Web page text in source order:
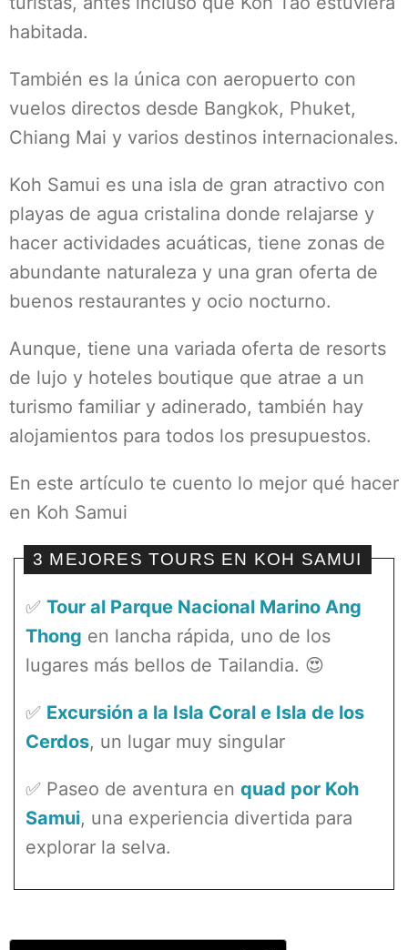
habitada.
También es la única con aeropuerto con
vuelos directos desde Bangkok, Phuket,
Chiang Mai y varios destinos internacionales.
Koh Samui es una isla de gran atractivo con
playas de agua cristalina donde relajarse y
hacer actividades acuáticas, tiene zonas de
abundante naturaleza y una gran oferta de
buenos restaurantes y ocio nocturno.
Aunque, tiene una variada oferta de resorts
de lujo y hoteles boutique que atrae a un
turismo familiar y adinerado, también hay
alojamientos para todos los presupuestos.
En este artículo te cuento lo mejor qué hacer
en Koh Samui
3 MEJORES TOURS EN KOH SAMUI
✅ Tour al Parque Nacional Marino Ang
Thong en lancha rápida, uno de los
lugares más bellos de Tailandia. 😍
✅ Excursión a la Isla Coral e Isla de los
Cerdos, un lugar muy singular
✅ Paseo de aventura en quad por Koh
Samui, una experiencia divertida para
explorar la selva.